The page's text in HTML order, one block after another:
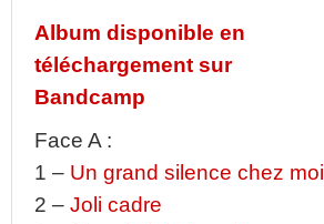
Album disponible en
téléchargement sur
Bandcamp
Face A :
1 – Un grand silence chez moi
2 – Joli cadre